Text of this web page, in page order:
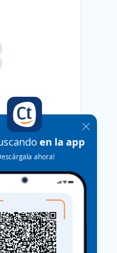
en la app
ahora!